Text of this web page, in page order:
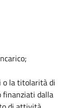
o la titolarità di
dalla